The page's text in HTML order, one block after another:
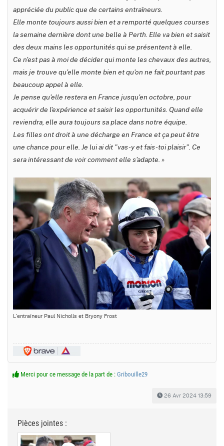
appréciée du public que de certains entraîneurs.
Elle monte toujours aussi bien et a remporté quelques courses
la semaine dernière dont une belle à Perth. Elle va bien et saisit
des deux mains les opportunités qui se présentent à elle.
Ce n'est pas à moi de décider qui monte les chevaux des autres,
mais je trouve qu'elle monte bien et qu'on ne fait pourtant pas
beaucoup appel à elle.
Je pense qu'elle restera en France jusqu'en octobre, pour
acquérir de l'expérience et saisir les opportunités. Quand elle
reviendra, elle aura toujours sa place dans notre équipe.
Les filles ont droit à une décharge en France et ça peut être
une chance pour elle. Je lui ai dit "vas-y et fais-toi plaisir". Ce
sera intéressant de voir comment elle s'adapte. »
L'entraîneur Paul Nicholls et Bryony Frost
Merci pour ce message de la part de : Gribouille29
26 Avr 2024 13:59
Pièces jointes :